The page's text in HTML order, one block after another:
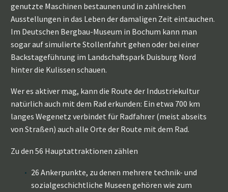
genutzte Maschinen bestaunen und in zahlreichen
Ausstellungen in das Leben der damaligen Zeit eintauchen.
Im Deutschen Bergbau-Museum in Bochum kann man
sogar auf simulierte Stollenfahrt gehen oder bei einer
Backstageführung im Landschaftspark Duisburg Nord
hinter die Kulissen schauen.
Wer es aktiver mag, kann die Route der Industriekultur
natürlich auch mit dem Rad erkunden: Ein etwa 700 km
langes Wegenetz verbindet für Radfahrer (meist abseits
von Straßen) auch alle Orte der Route mit dem Rad.
Zu den 56 Hauptattraktionen zählen
26 Ankerpunkte, zu denen mehrere technik- und
sozialgeschichtliche Museen gehören wie zum